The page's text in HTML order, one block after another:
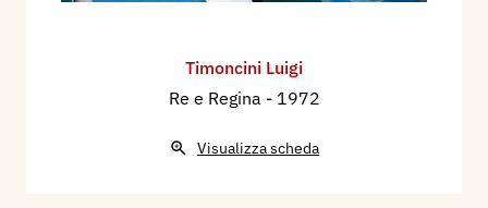
Timoncini Luigi
Re e Regina - 1972
Visualizza scheda